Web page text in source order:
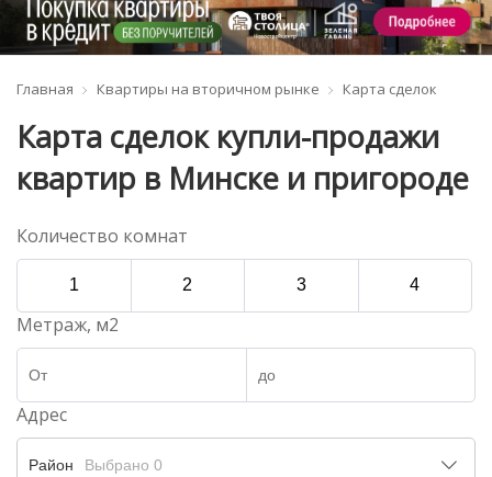
Главная Квартиры на вторичном рынке Карта сделок
Карта сделок купли-продажи
квартир в Минске и пригороде
Количество комнат
1 2 3 4
Метраж, м2
Адрес
Район Выбрано 0